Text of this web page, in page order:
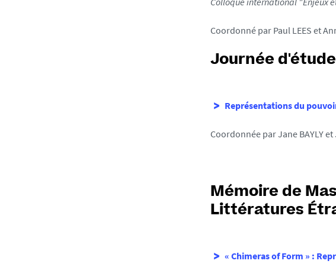
Coordonné par Paul LEES et
Journée
Représentations du
Coordonnée par Jane BAYLY et
Mémoire de
Littératures
« Chimeras of Form » :